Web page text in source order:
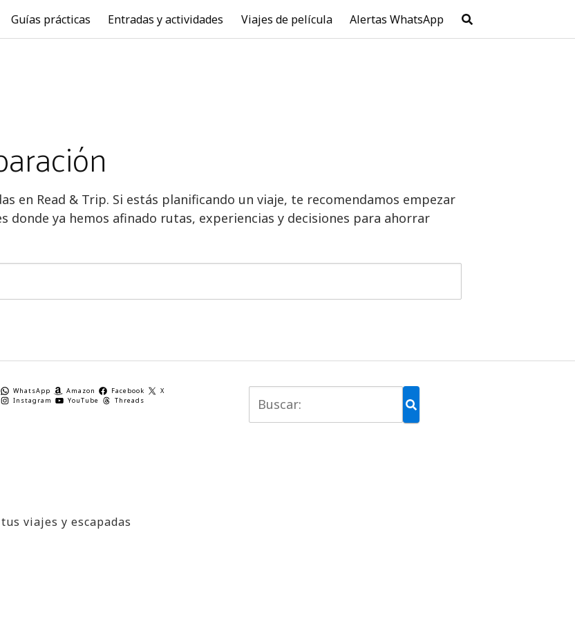
Guías prácticas Entradas y actividades Viajes de película Alertas WhatsApp
en Read & Trip. Si estás planificando un viaje, te recomendamos empezar
donde ya hemos afinado rutas, experiencias y decisiones para ahorrar
WhatsApp Amazon Facebook
X
Instagram
YouTube Threads
viajes y escapadas